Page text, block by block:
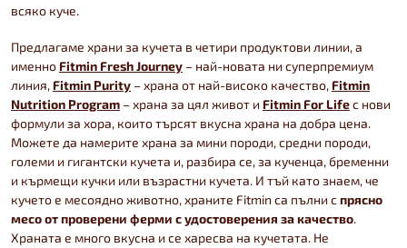
всяко куче.
Предлагаме храни за кучета в четири продуктови линии, а
именно Fitmin Fresh Journey – най-новата ни суперпремиум
линия, Fitmin Purity – храна от най-високо качество, Fitmin
Nutrition Program – храна за цял живот и Fitmin For Lifeс нови
формули за хора, които търсят вкусна храна на добра цена.
Можете да намерите храна за мини породи, средни породи,
големи и гигантски кучета и, разбира се, за кученца, бременни
и кърмещи кучки или възрастни кучета. И тъй като знаем, че
кучето е месоядно животно, храните Fitmin са пълни спрясно
месо от проверени ферми с удостоверения за качество.
Храната е много вкусна и се харесва на кучетата. Не